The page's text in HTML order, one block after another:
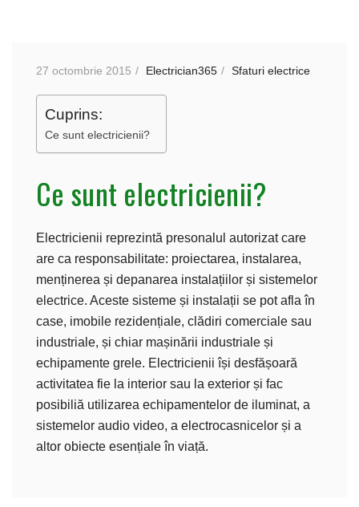
27 octombrie 2015 Electrician365 Sfaturi electrice
Cuprins:
Ce sunt electricienii?
Ce sunt electricienii?
Electricienii reprezintă presonalul autorizat care
are ca responsabilitate: proiectarea, instalarea,
menținerea și depanarea instalațiilor și sistemelor
electrice. Aceste sisteme și instalații se pot afla în
case, imobile rezidențiale, clădiri comerciale sau
industriale, și chiar mașinării industriale și
echipamente grele. Electricienii își desfășoară
activitatea fie la interior sau la exterior și fac
posibiliă utilizarea echipamentelor de iluminat, a
sistemelor audio video, a electrocasnicelor și a
altor obiecte esențiale în viață.